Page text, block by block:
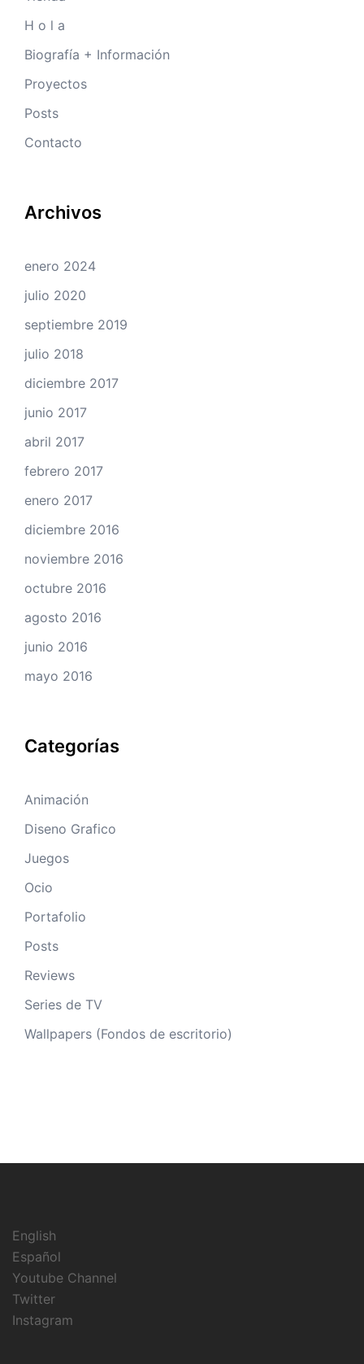
H o l a
Biografía + Información
Proyectos
Posts
Contacto
Archivos
enero 2024
julio 2020
septiembre 2019
julio 2018
diciembre 2017
junio 2017
abril 2017
febrero 2017
enero 2017
diciembre 2016
noviembre 2016
octubre 2016
agosto 2016
junio 2016
mayo 2016
Categorías
Animación
Diseno Grafico
Juegos
Ocio
Portafolio
Posts
Reviews
Series de TV
Wallpapers (Fondos de escritorio)
English
Español
Youtube Channel
Twitter
Instagram